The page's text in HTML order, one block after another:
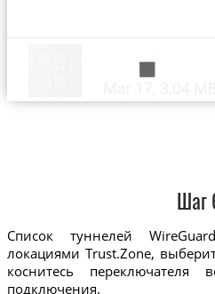
Шаг
Список туннелей
локациями Trust.Zone,
коснитесь
подключения.